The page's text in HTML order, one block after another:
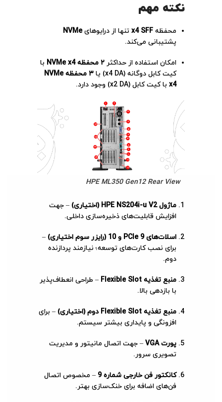
نکته مهم
محفظه x4 SFF تنها از درایوهایNVMe
پشتیبانی می‌کند.
امکان استفاده از حداکثر ۲ محفظه NVMe x4
با
کیت کابل دوگانه (x4 DA) یا
۳ محفظه NVMe
x4 با کیت کابل (x2 DA) وجود دارد.
HPE ML350 Gen12 Rear View
ماژول HPE NS204i-u V2 (اختیاری)
– جهت
افزایش قابلیت‌های ذخیره‌سازی داخلی.
اسلات‌های PCIe 9 و 10 (رایزر سوم اختیاری)
–
برای نصب کارت‌های توسعه؛ نیازمند پردازنده
دوم.
منبع تغذیه Flexible Slot
– طراحی انعطاف‌پذیر
با بازدهی بالا.
منبع تغذیه Flexible Slot دوم (اختیاری)
– برای
افزونگی و پایداری بیشتر سیستم.
پورت VGA
– جهت اتصال مانیتور و مدیریت
تصویری سرور.
کانکتور فن خارجی شماره 9
– مخصوص اتصال
فن‌های اضافه برای خنک‌سازی بهتر.